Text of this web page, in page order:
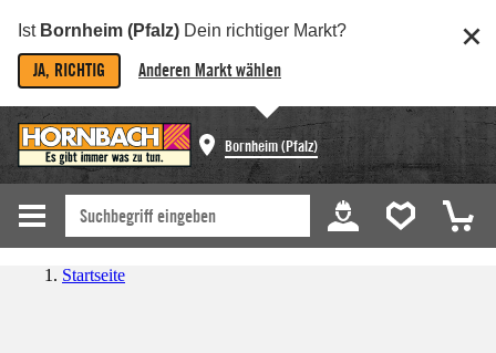
Ist Bornheim (Pfalz) Dein richtiger Markt?
JA, RICHTIG Anderen Markt wählen
Bornheim (Pfalz)
Startseite